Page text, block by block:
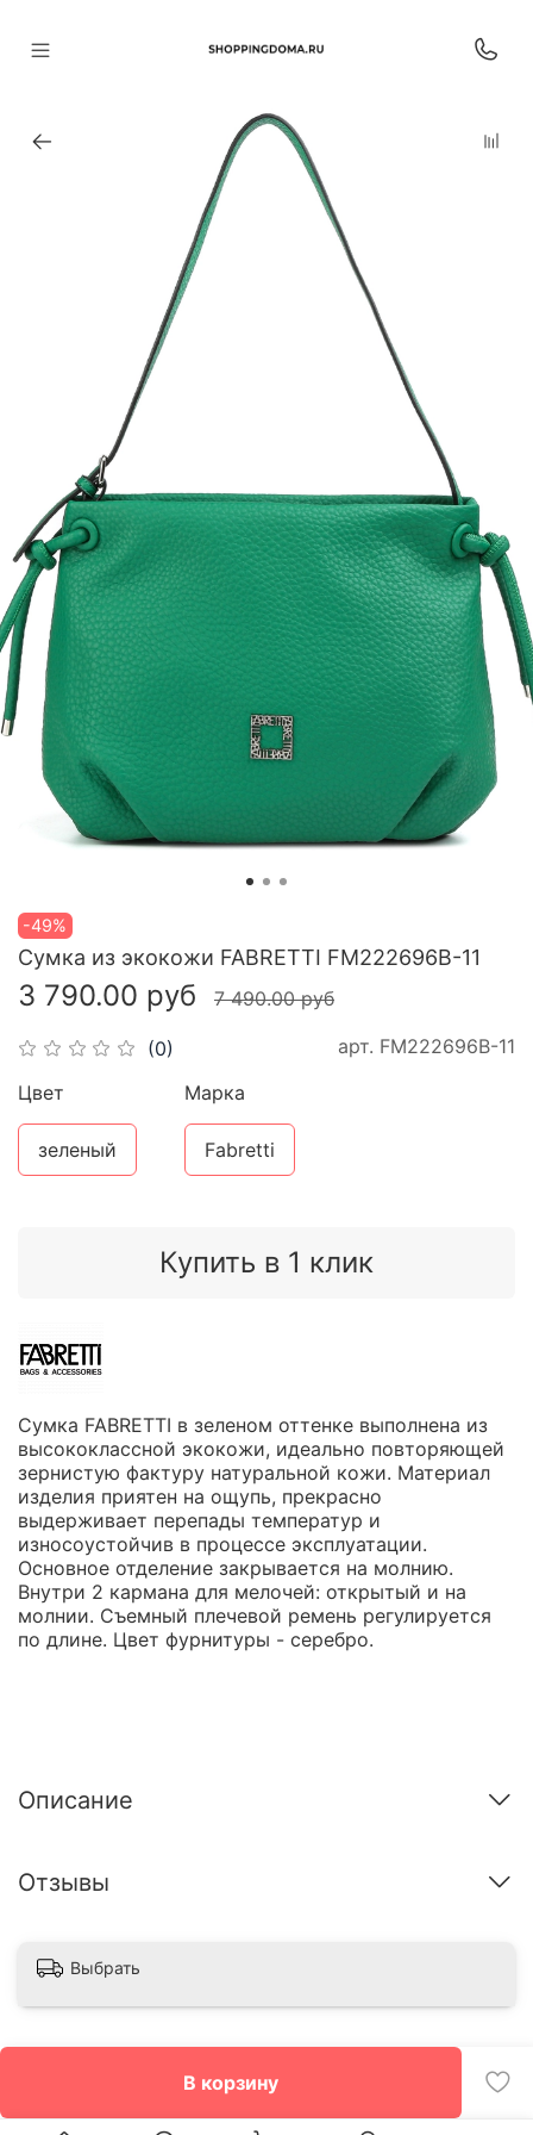
-49%
(0) арт. FM222696B-11
Сумка из экокожи FABRETTI FM222696B-11
3 790.00 руб 7 490.00 руб
В корзину
Купить в 1 клик
Цвет
зеленый
Марка
Fabretti
Сумка FABRETTI в зеленом оттенке выполнена из
высококлассной экокожи, идеально повторяющей
зернистую фактуру натуральной кожи. Материал
изделия приятен на ощупь, прекрасно
выдерживает перепады температур и
износоустойчив в процессе эксплуатации.
Основное отделение закрывается на молнию.
Внутри 2 кармана для мелочей: открытый и на
молнии. Съемный плечевой ремень регулируется
по длине. Цвет фурнитуры - серебро.
Описание
Отзывы
Выбрать